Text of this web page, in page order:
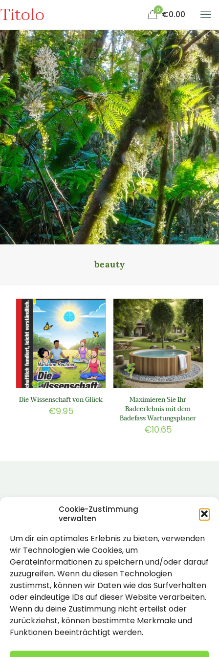
Cookie-Zustimmung
verwalten
Um dir ein optimales Erlebnis zu bieten, verwenden
wir Technologien wie Cookies, um
Geräteinformationen zu speichern und/oder darauf
zuzugreifen. Wenn du diesen Technologien
zustimmst, können wir Daten wie das Surfverhalten
oder eindeutige IDs auf dieser Website verarbeiten.
Wenn du deine Zustimmung nicht erteilst oder
zurückziehst, können bestimmte Merkmale und
Funktionen beeinträchtigt werden.
Titolo 0 €0.00
beauty
Die Wissenschaft von Glück
€9.95
Maximieren Sie Ihr
Badeerlebnis mit dem
Badefass Wartungsplaner
€10.65
Rechtlich
Impressum
Datenschutzerklärung
Cookie-Richtlinie (EU)